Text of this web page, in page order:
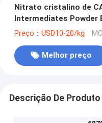
Nitrato cristalino de
Intermediates Powder
Preço：USD10-20/kg
Melhor preço
Descrição De Produto